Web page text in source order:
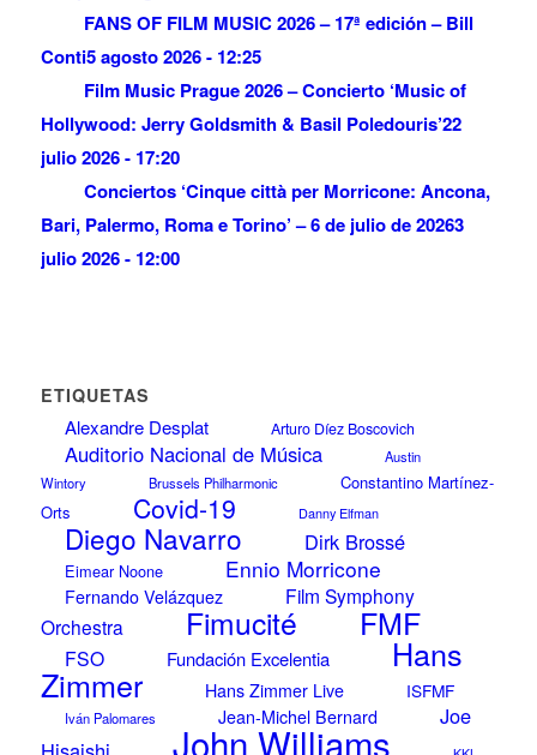
FANS OF FILM MUSIC 2026 – 17ª edición – Bill
Conti5 agosto 2026 - 12:25
Film Music Prague 2026 – Concierto ‘Music of
Hollywood: Jerry Goldsmith & Basil Poledouris’22
julio 2026 - 17:20
Conciertos ‘Cinque città per Morricone: Ancona,
Bari, Palermo, Roma e Torino’ – 6 de julio de 20263
julio 2026 - 12:00
ETIQUETAS
Alexandre Desplat Arturo Díez Boscovich
Auditorio Nacional de Música
Austin
Wintory
Brussels Philharmonic
Constantino Martínez-
Orts
Covid-19 Danny Elfman
Diego Navarro Dirk Brossé
Eimear Noone Ennio Morricone
Fernando Velázquez
Film Symphony
Orchestra
Fimucité FMF
FSO Fundación Excelentia Hans
Zimmer Hans Zimmer Live ISFMF
Iván Palomares Jean-Michel Bernard
Joe
John Williams